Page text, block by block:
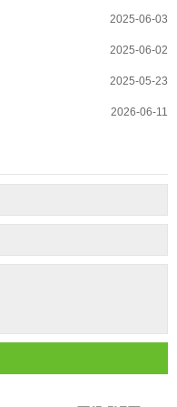
2026-07-10
2026-07-09
2026-07-07
2026-07-03
2025-06-03
2025-06-02
2025-05-23
2026-06-11
2025-06-10